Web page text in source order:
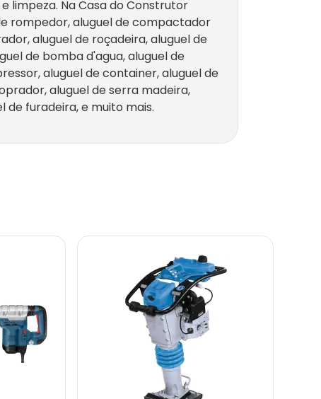
limpeza. Na Casa do Construtor
rompedor, aluguel de compactador
aluguel de roçadeira, aluguel de
de bomba d'agua, aluguel de
aluguel de container, aluguel de
aluguel de serra madeira,
de furadeira, e muito mais.